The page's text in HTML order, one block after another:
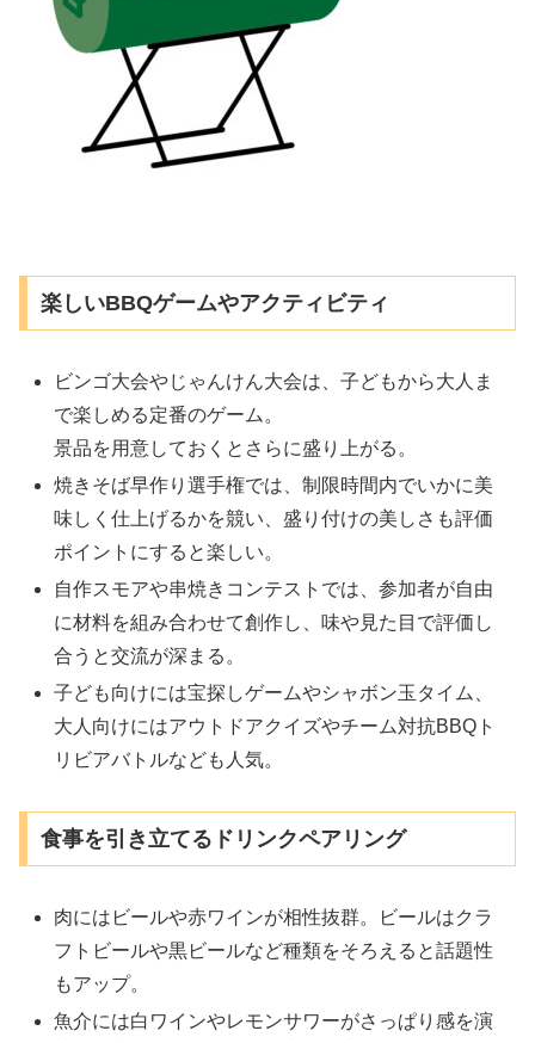
楽しいBBQゲームやアクティビティ
ビンゴ大会やじゃんけん大会は、子どもから大人ま
で楽しめる定番のゲーム。
景品を用意しておくとさらに盛り上がる。
焼きそば早作り選手権では、制限時間内でいかに美
味しく仕上げるかを競い、盛り付けの美しさも評価
ポイントにすると楽しい。
自作スモアや串焼きコンテストでは、参加者が自由
に材料を組み合わせて創作し、味や見た目で評価し
合うと交流が深まる。
子ども向けには宝探しゲームやシャボン玉タイム、
大人向けにはアウトドアクイズやチーム対抗BBQト
リビアバトルなども人気。
食事を引き立てるドリンクペアリング
肉にはビールや赤ワインが相性抜群。ビールはクラ
フトビールや黒ビールなど種類をそろえると話題性
もアップ。
魚介には白ワインやレモンサワーがさっぱり感を演